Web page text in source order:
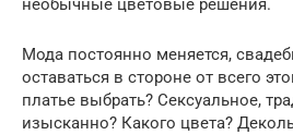
необычные цветовые решения.
Мода постоянно меняется,
оставаться в стороне от всего
платье выбрать? Сексуальное,
изысканно? Какого цвета?